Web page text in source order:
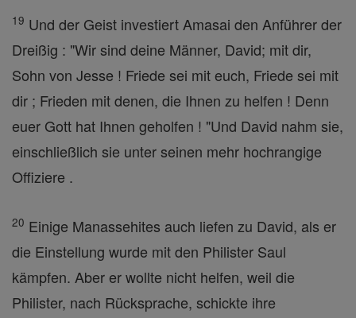
19 Und der Geist investiert Amasai den Anführer der
Dreißig : "Wir sind deine Männer, David; mit dir,
Sohn von Jesse ! Friede sei mit euch, Friede sei mit
dir ; Frieden mit denen, die Ihnen zu helfen ! Denn
euer Gott hat Ihnen geholfen ! "Und David nahm sie,
einschließlich sie unter seinen mehr hochrangige
Offiziere .
20 Einige Manassehites auch liefen zu David, als er
die Einstellung wurde mit den Philister Saul
kämpfen. Aber er wollte nicht helfen, weil die
Philister, nach Rücksprache, schickte ihre